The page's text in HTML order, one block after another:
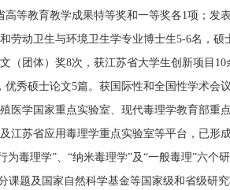
高等教育教学成果特等奖和一等奖各1项；发
劳动卫生与环境卫生学专业博士生5-6名，硕
（团体）奖8次，获江苏省大学生创新项目 10
优秀硕士论文5篇。获国际性和全国性学术会
医学国家重点实验室、现代毒理学教育部重
江苏省应用毒理学重点实验室等平台，已形
为毒理学”、“纳米毒理学”及“一般毒理”六个
课题及国家自然科学基金等国家级和省级研究